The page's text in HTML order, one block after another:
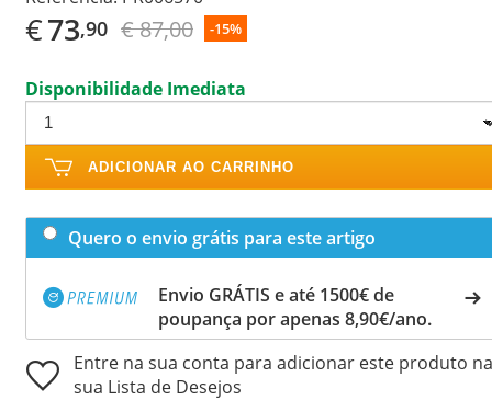
€73,90 € 87,00 -15%
Disponibilidade Imediata
ADICIONAR AO CARRINHO
Quero o envio grátis para este artigo
Envio GRÁTIS e até 1500€ de
poupança por apenas 8,90€/ano.
Entre na sua conta para adicionar este produto na
sua Lista de Desejos